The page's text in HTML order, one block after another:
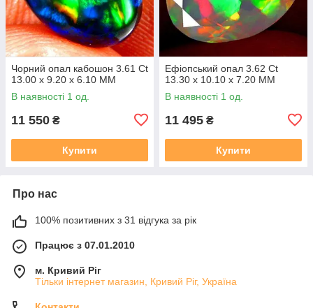
Чорний опал кабошон 3.61 Ct
13.00 x 9.20 x 6.10 MM
В наявності 1 од.
11 550 ₴
Купити
Ефіопський опал 3.62 Ct
13.30 x 10.10 x 7.20 MM
В наявності 1 од.
11 495 ₴
Купити
Про нас
100% позитивних з 31 відгука за рік
Працює з 07.01.2010
м. Кривий Ріг
Тільки інтернет магазин, Кривий Ріг, Україна